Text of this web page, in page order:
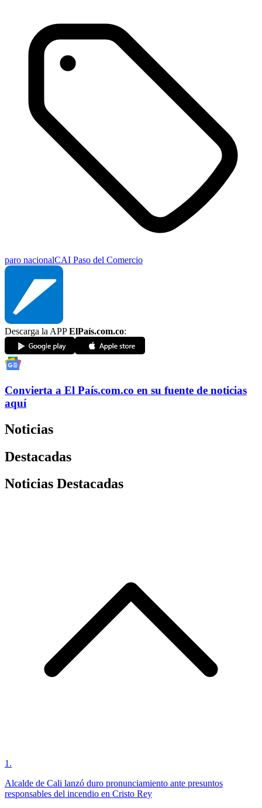
paro nacionalCAI Paso del Comercio
Descarga la APPElPaís.com.co:
Convierta a El País.com.co en su fuente de noticias
aquí
Noticias
Destacadas
Noticias Destacadas
1 .
Alcalde de Cali lanzó duro pronunciamiento ante presuntos
responsables del incendio en Cristo Rey